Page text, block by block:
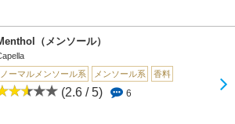
（メンソール）
ノーマルメンソール系
メンソール系 香料
(2.6 / 5) 6